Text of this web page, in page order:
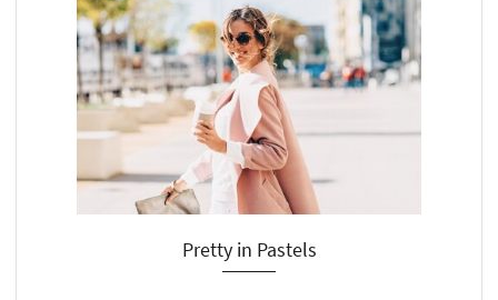
Pretty in Pastels